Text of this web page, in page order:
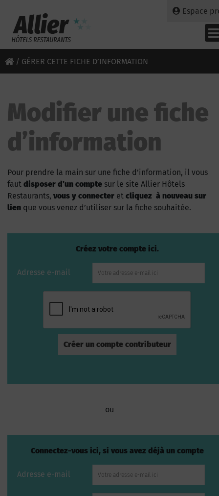
Espace
/ GÉRER CETTE FICHE D’INFORMATION
Modifier une fiche
d’information
Pour prendre la main sur une fiche d’information, il vous
faut disposer d’un compte sur le site Allier Hôtels
Restaurants, vous y connecter et cliquez à nouveau sur
lien que vous venez d’utiliser sur la fiche souhaitée.
Créez votre compte ici.
Adresse e-mail
ou
Connectez-vous ici, si vous avez déjà un compte
Adresse e-mail